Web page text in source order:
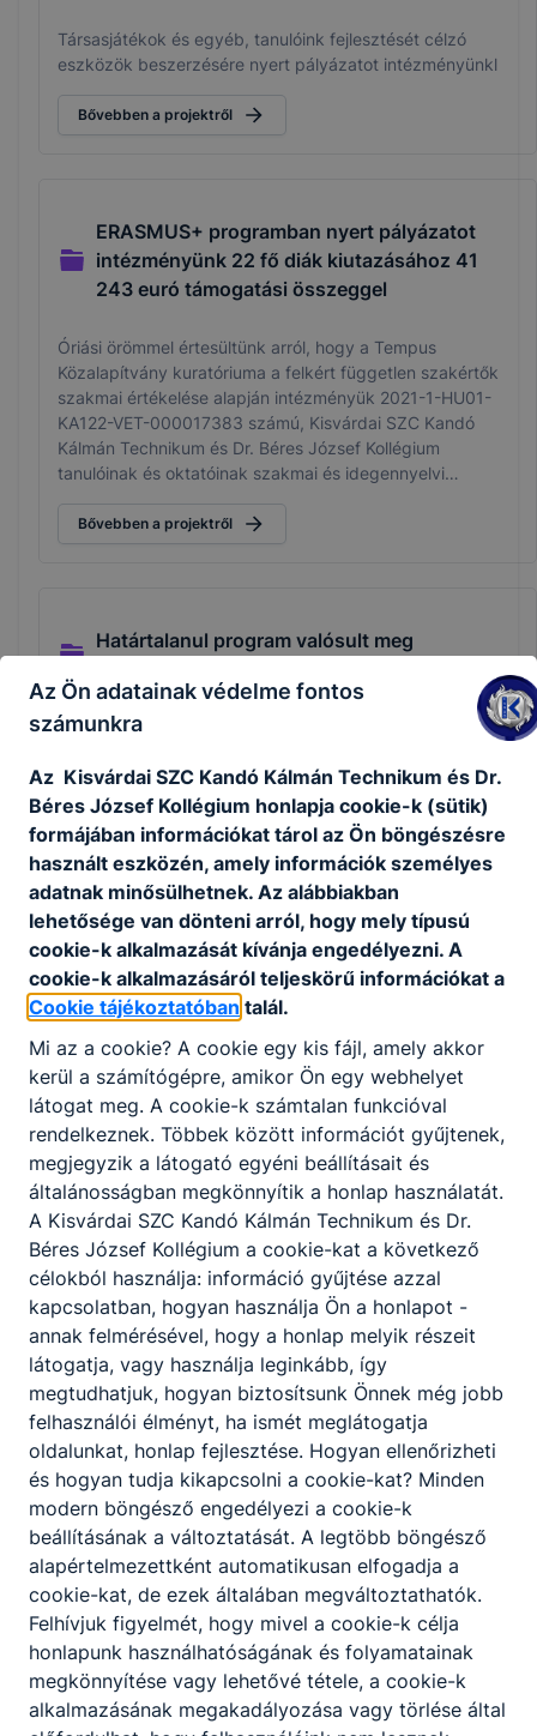
Társasjátékok és egyéb, tanulóink fejlesztését célzó
eszközök beszerzésére nyert pályázatot intézményünkl
Bővebben a projektről
ERASMUS+ programban nyert pályázatot
intézményünk 22 fő diák kiutazásához 41
243 euró támogatási összeggel
Óriási örömmel értesültünk arról, hogy a Tempus
Közalapítvány kuratóriuma a felkért független szakértők
szakmai értékelése alapján intézményük 2021-1-HU01-
KA122-VET-000017383 számú, Kisvárdai SZC Kandó
Kálmán Technikum és Dr. Béres József Kollégium
tanulóinak és oktatóinak szakmai és idegennyelvi
támogatásra elfogadta.
Bővebben a projektről
Határtalanul program valósult meg
A HAT-16-02-0097 pályázati azonosítószámú program
Nagybányára a C. D. Nenitescu Szakközépiskola
diákjaihoz és tanáraihoz 2016. októberében, majd 2017.
tavaszán a nagybányai diákok viszonozták a látogatást.
Bővebben a projektről
Célkereszt pályázat – rendészeti eszközök
beszerzése
Az Emberi Erőforrások Minisztériuma megbízásából az
Emberi Erőforrás Támogatáskezelő nyílt pályázatot
hirdetett a tehetségsegítés feltételrendszerének javítását
célzó hazai programok támogatására. A pályázat
kódja: NTP-TFJ-19 Pályázati azonosító: NTP-TFJ-19-
0055
Bővebben a projektről
Lezárult a Nemzeti Tehetség Program
pályázata a záhonyi Kandóban
Az NTP-MŰV-18 0122 azonosító számú pályázat
keretében elnyert támogatás lehetőséget biztosított 18, a
színjáték iránt érdeklődő diák számára egy 60 órás
tanórán kívüli élmény- és alkotásközpontú komplex
tehetséggondozó program, valamint többnapos budapesti
tanulmányút megvalósítására.
Bővebben a projektről
Az Ön adatainak védelme fontos
számunkra
Az Kisvárdai SZC Kandó Kálmán Technikum és Dr.
Béres József Kollégium honlapja cookie-k (sütik)
formájában információkat tárol az Ön böngészésre
használt eszközén, amely információk személyes
adatnak minősülhetnek. Az alábbiakban
lehetősége van dönteni arról, hogy mely típusú
cookie-k alkalmazását kívánja engedélyezni. A
cookie-k alkalmazásáról teljeskörű információkat a
Cookie tájékoztatóban talál.
Mi az a cookie? A cookie egy kis fájl, amely akkor
kerül a számítógépre, amikor Ön egy webhelyet
látogat meg. A cookie-k számtalan funkcióval
rendelkeznek. Többek között információt gyűjtenek,
megjegyzik a látogató egyéni beállításait és
általánosságban megkönnyítik a honlap használatát.
A Kisvárdai SZC Kandó Kálmán Technikum és Dr.
Béres József Kollégium a cookie-kat a következő
célokból használja: információ gyűjtése azzal
kapcsolatban, hogyan használja Ön a honlapot -
annak felmérésével, hogy a honlap melyik részeit
látogatja, vagy használja leginkább, így
megtudhatjuk, hogyan biztosítsunk Önnek még jobb
felhasználói élményt, ha ismét meglátogatja
oldalunkat, honlap fejlesztése. Hogyan ellenőrizheti
és hogyan tudja kikapcsolni a cookie-kat? Minden
modern böngésző engedélyezi a cookie-k
beállításának a változtatását. A legtöbb böngésző
alapértelmezettként automatikusan elfogadja a
cookie-kat, de ezek általában megváltoztathatók.
Felhívjuk figyelmét, hogy mivel a cookie-k célja
honlapunk használhatóságának és folyamatainak
megkönnyítése vagy lehetővé tétele, a cookie-k
alkalmazásának megakadályozása vagy törlése által